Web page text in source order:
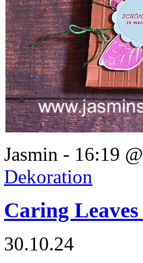
Jasmin - 16:19 @
Dekoration
Caring
30.10.24